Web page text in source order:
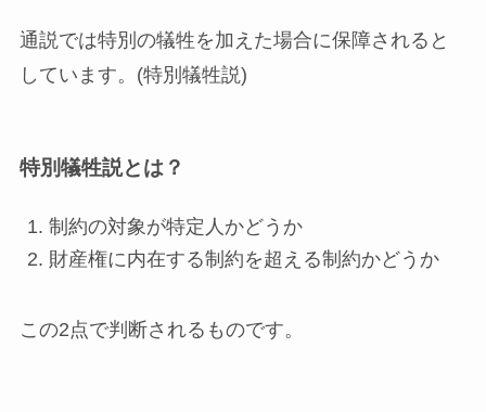
通説では特別の犠牲を加えた場合に保障されると
しています。(特別犠牲説)
特別犠牲説とは？
制約の対象が特定人かどうか
財産権に内在する制約を超える制約かどうか
この2点で判断されるものです。